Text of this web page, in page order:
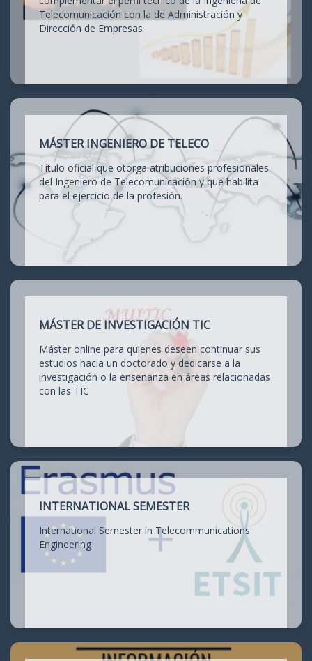
Telecomunicación con la de Administración y
Dirección de Empresas
MÁSTER INGENIERO DE TELECO
Título oficial que otorga atribuciones profesionales
del Ingeniero de Telecomunicación y que habilita
para el ejercicio de la profesión.
MÁSTER DE INVESTIGACIÓN TIC
Máster online para quienes deseen continuar sus
estudios hacia un doctorado y dedicarse a la
investigación o la enseñanza en áreas relacionadas
con las TIC
INTERNATIONAL SEMESTER
International Semester in Telecommunications
Engineering